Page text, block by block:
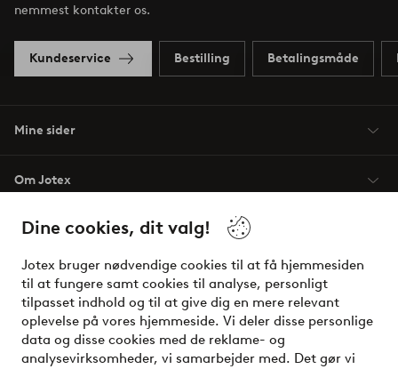
Dine cookies, dit valg!
Jotex bruger nødvendige cookies til at få hjemmesiden
til at fungere samt cookies til analyse, personligt
tilpasset indhold og til at give dig en mere relevant
oplevelse på vores hjemmeside. Vi deler disse personlige
data og disse cookies med de reklame- og
analysevirksomheder, vi samarbejder med. Det gør vi
nemmest kontakter os.
Kundeservice Bestilling Betalingsmåde
Mine sider
Om Jotex
Vilkår
Venner
Sikre betalinger - betal nu eller del op